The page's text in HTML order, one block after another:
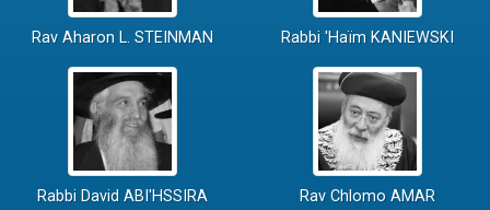
Rav Aharon L. STEINMAN Rabbi 'Haïm KANIEWSKI
Rabbi David ABI'HSSIRA Rav Chlomo AMAR